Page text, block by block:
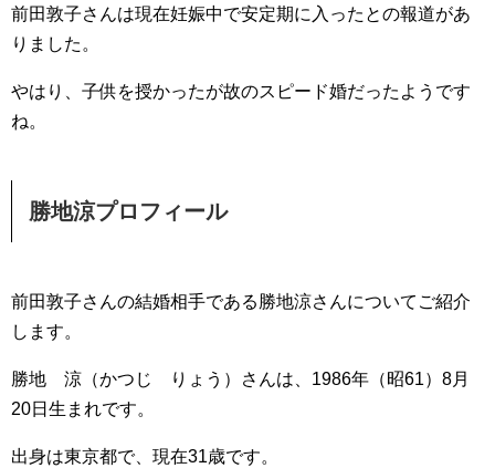
前田敦子さんは現在妊娠中で安定期に入ったとの報道があ
りました。
やはり、子供を授かったが故のスピード婚だったようです
ね。
勝地涼プロフィール
前田敦子さんの結婚相手である勝地涼さんについてご紹介
します。
勝地 涼（かつじ りょう）さんは、1986年（昭61）8月
20日生まれです。
出身は東京都で、現在31歳です。